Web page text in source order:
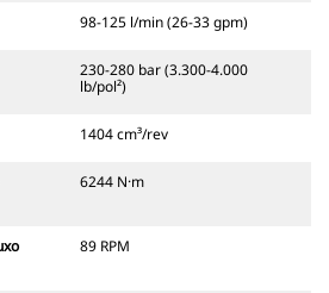
98-125 l/min (26-33 gpm)
230-280 bar (3.300-4.000
lb/pol²)
1404 cm³/rev
6244 N·m
89 RPM